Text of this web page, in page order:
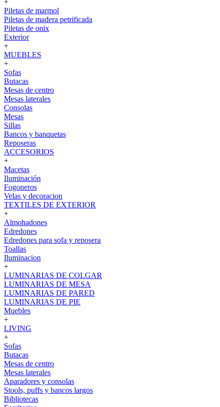
+
Piletas de marmol
Piletas de madera petrificada
Piletas de onix
Exterior
+
MUEBLES
+
Sofas
Butacas
Mesas de centro
Mesas laterales
Consolas
Mesas
Sillas
Bancos y banquetas
Reposeras
ACCESORIOS
+
Macetas
Iluminación
Fogoneros
Velas y decoracion
TEXTILES DE EXTERIOR
+
Almohadones
Edredones
Edredones para sofa y reposera
Toallas
Iluminacion
+
LUMINARIAS DE COLGAR
LUMINARIAS DE MESA
LUMINARIAS DE PARED
LUMINARIAS DE PIE
Muebles
+
LIVING
+
Sofas
Butacas
Mesas de centro
Mesas laterales
Aparadores y consolas
Stools, puffs y bancos largos
Bibliotecas